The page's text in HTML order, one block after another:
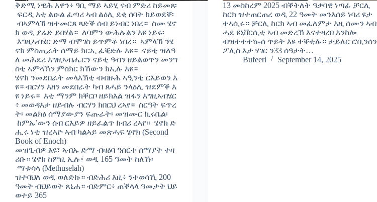
ቅድሚ ነዊሕ እዋን፥ ዓቢ ማይ ኣይሂ ናብ ምድሪ ከይመጸ፡
ፍርዲ እቲ ልዑል ፈጣሪ ኣብ ልዕሊ ደቂ ሰባት ከይወደቐ፡
ብኣምላኽ ዝተመርጸ ጻድቕ ሰብ ይነብር ነበረ። ስሙ ሄኖ
ክ ወዲ ያሬድ ይበሃል። ለባምን ውሕሉልን እዩ ነይሩ፡
እግዚኣብሄር ድማ ብሞገስ ይጥምቶ ነበረ። ኣምላኽ ንሄ
ኖክ ምስጢራት ሰማይ ክርኢ ፈቒድሉ እዩ። ናይቲ ዝለዓ
ለ መሕደሪ እግዚኣብሔርን ናይቲ ዓብን ዘይልወጥን መንግ
ስቲ ኣምላኽን ምስክር ክኸውን ክኢሉ እዩ።
ሄኖክ ንመደበራት መላእኽቲ ብብዙሕ ኣዒንቲ ርእይወን እ
ዩ። ብርሃን እዘን መደበራት ካብ ጸሓይ ንላዕሊ ዝደምቕ እ
ዩ ነይሩ። እቲ ማንም ክቐርቦ ዘይክእል ዝፋን እግዚኣብሄር
፥ መወዳእታ ዘይብሉ ብርሃን ክበርህ ረኣየ። ስርዓት ፍጥረ
ት፡ መልክዕ ሰማያውያን ፍጡራት፡ መዝሙር ኪሩቤል፡
ከምኡ’ውን ሰብ ርእይዎ ዘይፈልጥ ክብሪ ረኣየ። ሄኖክ ድ
ሒሩ ነቲ ዝረኣዮ ኣብ ካልኣይ መጽሓፍ ሄኖክ (Second
Book of Enoch)
መዝጊብዎ እዩ፣ ኣብኡ ድማ ብዛዕባ ዓሰርተ ሰማያት ተዛ
ሪቡ። ሄኖክ ከምዚ ኢሉ፤ ወዲ 165 ዓመት ከለኹ፡
ማቱሳላ (Methuselah)
ዝተባህለ ወዲ ወለድኩ። ብድሕሪ እዚ፥ ንተወሳኺ 200
ዓመት ብህይወት ጸኒሐ። ብድምር፥ ጠቕላላ ዓመታት ህይ
ወተይ 365
13 መስከረም 2025 ብቕትለት ዓቃባዊ ነጣፊ ቻርሊ
ከርክ ዝተጠርጠረ ወዲ 22 ዓመት መንእሰይ ነባሪ ዩታ
ተኣሲሩ። ቻርሊ ከርክ ኣብ መፈለምታ እዚ ሰሙን ኣብ
ሓደ ዩኒቨርሲቲ ኣብ መድረኽ እናተዛረበ እንከሎ
ብዝተተተኰሰ ጥይት እዩ ተቐቲሉ። ታይለር ሮቢንሰን
ፖሊስ እታ ሃገር ን33 ሰዓታት…
Bufeeri
September 14, 2025